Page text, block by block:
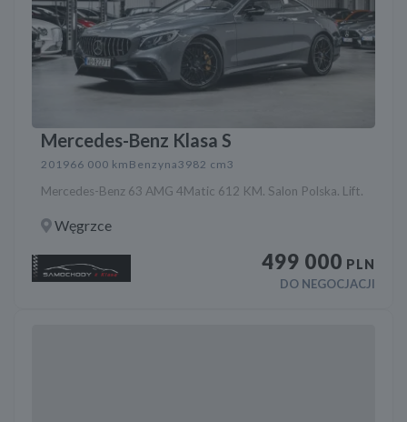
Mercedes-Benz Klasa S
201966 000 km Benzyna3982 cm3
Mercedes-Benz 63 AMG 4Matic 612 KM. Salon Polska. Lift.
Węgrzce
499 000 PLN
DO NEGOCJACJI